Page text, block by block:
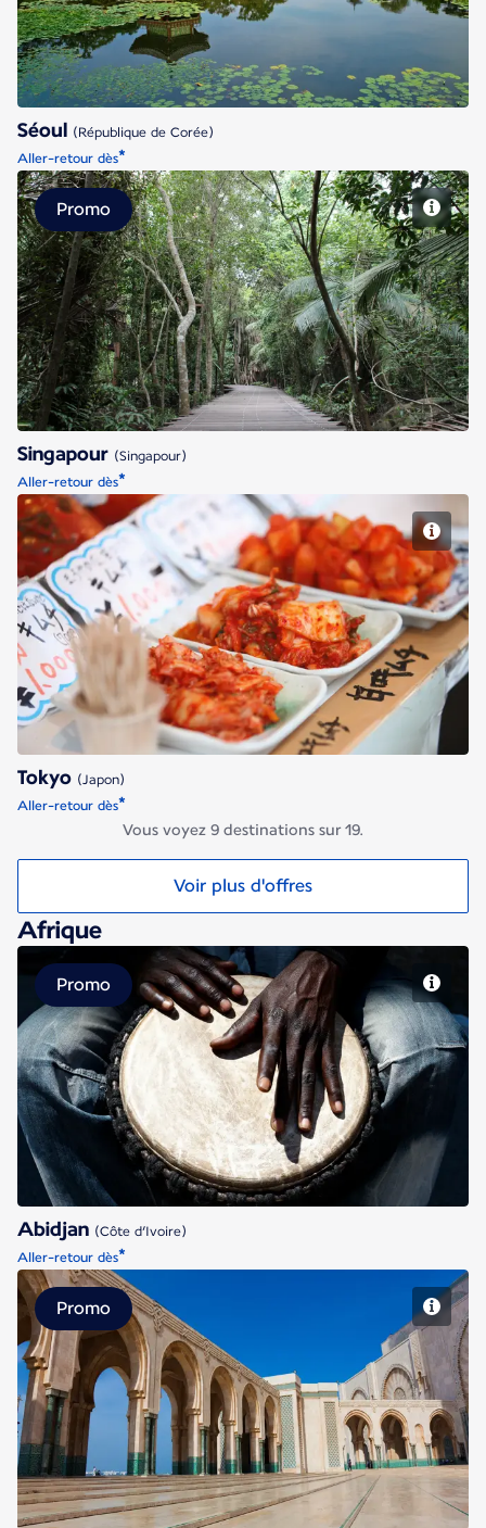
Séoul (République de Corée)
Aller-retour dès*
Singapour
Promo
Singapour (Singapour)
Aller-retour dès*
Tokyo
Tokyo (Japon)
Aller-retour dès*
Vous voyez 9 destinations sur 19.
Voir plus d'offres
Afrique
Abidjan
Promo
Abidjan (Côte d’Ivoire)
Aller-retour dès*
Casablanca
Promo